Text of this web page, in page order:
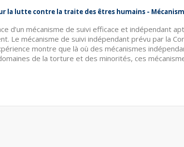
la lutte contre la traite des êtres humains -
d’un mécanisme de suivi efficace et indépendant
Le mécanisme de suivi indépendant prévu par la
montre que là où des mécanismes
de la torture et des minorités, ces